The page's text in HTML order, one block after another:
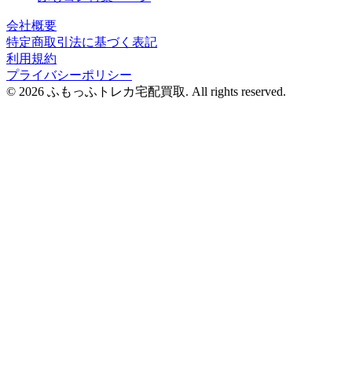
会社概要
特定商取引法に基づく表記
利用規約
プライバシーポリシー
© 2026 ふもっふトレカ宅配買取. All rights reserved.